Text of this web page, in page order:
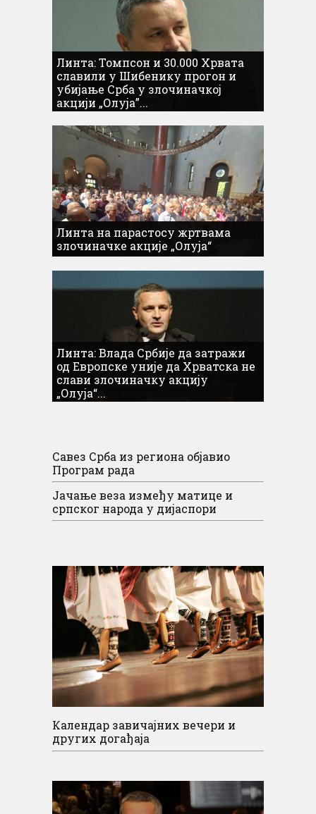
Линта: Томпсон и 30.000 Хрвата
славили у Шибенику прогон и
убијање Срба у злочиначкој
акцији „Олуја”...
Линта на парастосу жртвама
злочиначке акције „Олуја“
Линта: Влада Србије да затражи
од Европске уније да Хрватска не
слави злочиначку акцију
„Олуја“...
Савез Срба из региона објавио
Програм рада
Јачање веза између матице и
српског народа у дијаспори
Календар завичајних вечери и
других догађаја